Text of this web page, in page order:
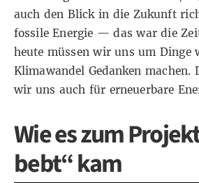
auch den Blick in die Zukunft
fossile Energie — das war die
heute müssen wir uns um Dinge
Klimawandel Gedanken machen.
wir uns auch für erneuerbare
Wie es zum
bebt“ kam